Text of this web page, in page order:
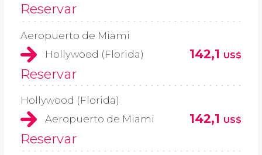
Reservar
Aeropuerto de Miami
Hollywood (Florida)
142,1 US$
Reservar
Hollywood (Florida)
Aeropuerto de Miami
142,1 US$
Reservar